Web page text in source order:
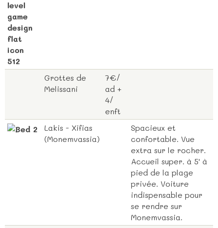
Grottes de
Melissani
7€/
ad +
4/
enft
Lakis - Xifias
(Monemvassia)
Spacieux et
confortable. Vue
extra sur le rocher.
Accueil super. à 5' à
pied de la plage
privée. Voiture
indispensable pour
se rendre sur
Monemvassia.